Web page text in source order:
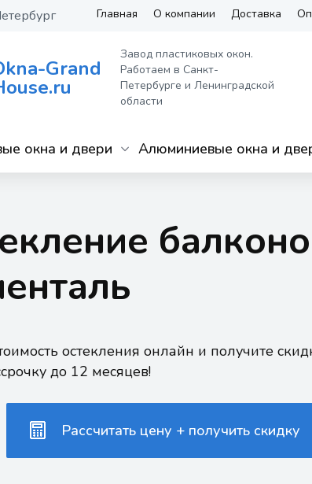
Grand
Завод пластиковых окон.
Работаем в Санкт-
Петербурге и Ленинградской
области
окна и двери Алюминиевые окна и
Главная О компании Доставка
остекления онлайн и получите
до 12 месяцев!
Рассчитать цену + получить скидку